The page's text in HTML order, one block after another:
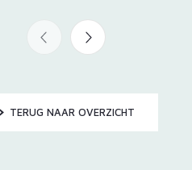
TERUG NAAR OVERZICHT